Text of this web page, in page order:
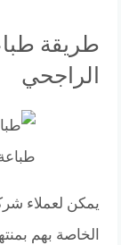
طريقة
الراجحي
يمكن لعملاء
الخاصة بهم